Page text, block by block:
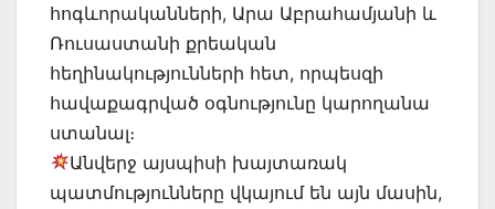
հոգևորականների, Արա Աբրահամյանի և
Ռուսաստանի քրեական
հեղինակությունների հետ, որպեսզի
հավաքագրված օգնությունը կարողանա
ստանալ։
Անվերջ այսպիսի խայտառակ
պատմությունները վկայում են այն մասին,